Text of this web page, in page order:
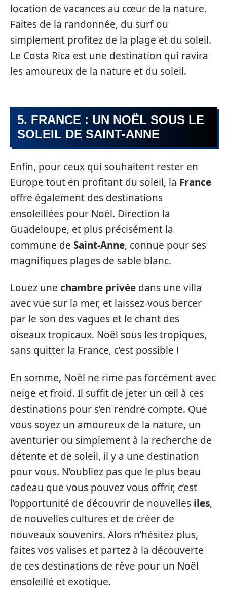
location de vacances au cœur de la nature.
Faites de la randonnée, du surf ou
simplement profitez de la plage et du soleil.
Le Costa Rica est une destination qui ravira
les amoureux de la nature et du soleil.
5. FRANCE : UN NOËL SOUS LE
SOLEIL DE SAINT-ANNE
Enfin, pour ceux qui souhaitent rester en
Europe tout en profitant du soleil, la France
offre également des destinations
ensoleillées pour Noël. Direction la
Guadeloupe, et plus précisément la
commune de Saint-Anne, connue pour ses
magnifiques plages de sable blanc.
Louez une chambre privée dans une villa
avec vue sur la mer, et laissez-vous bercer
par le son des vagues et le chant des
oiseaux tropicaux. Noël sous les tropiques,
sans quitter la France, c’est possible !
En somme, Noël ne rime pas forcément avec
neige et froid. Il suffit de jeter un œil à ces
destinations pour s’en rendre compte. Que
vous soyez un amoureux de la nature, un
aventurier ou simplement à la recherche de
détente et de soleil, il y a une destination
pour vous. N’oubliez pas que le plus beau
cadeau que vous pouvez vous offrir, c’est
l’opportunité de découvrir de nouvelles iles,
de nouvelles cultures et de créer de
nouveaux souvenirs. Alors n’hésitez plus,
faites vos valises et partez à la découverte
de ces destinations de rêve pour un Noël
ensoleillé et exotique.